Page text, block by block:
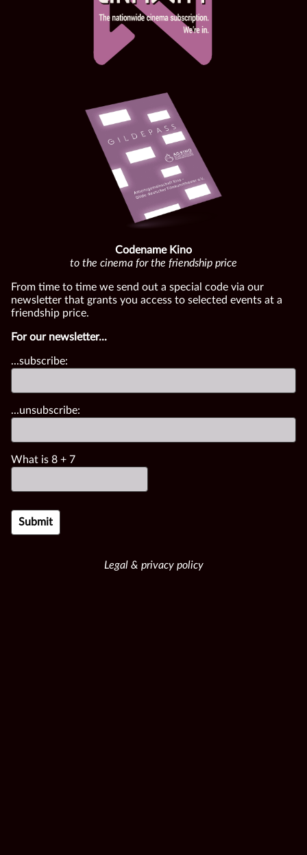
Codename Kino
to the cinema for the friendship price
From time to time we send out a special code via our
newsletter that grants you access to selected events at a
friendship price.
For our newsletter...
...subscribe:
...unsubscribe:
What is 8 + 7
Legal & privacy policy